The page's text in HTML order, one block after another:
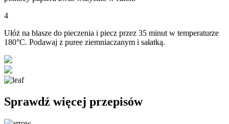
4
Ułóż na blasze do pieczenia i piecz przez 35 minut w temperaturze
180°C. Podawaj z puree ziemniaczanym i sałatką.
Sprawdź więcej przepisów